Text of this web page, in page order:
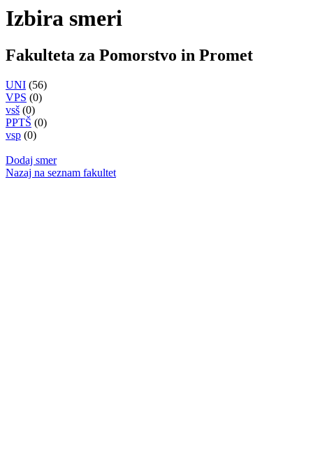
Izbira smeri
Fakulteta za Pomorstvo in Promet
UNI (56)
VPS (0)
vsš (0)
PPTŠ (0)
vsp (0)
Dodaj smer
Nazaj na seznam fakultet